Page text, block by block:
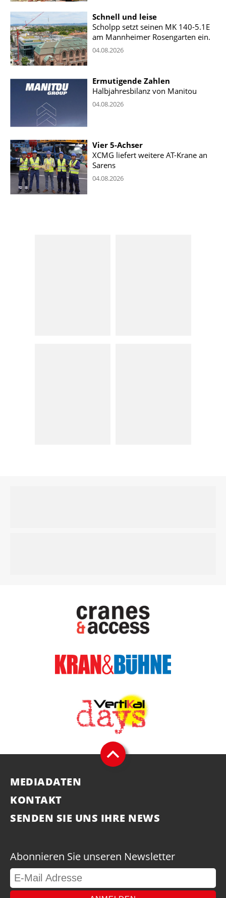
Schnell und leise
Scholpp setzt seinen MK 140-5.1E
am Mannheimer Rosengarten ein.
04.08.2026
Ermutigende Zahlen
Halbjahresbilanz von Manitou
04.08.2026
Vier 5-Achser
XCMG liefert weitere AT-Krane an
Sarens
04.08.2026
MEDIADATEN
KONTAKT
SENDEN SIE UNS IHRE NEWS
Abonnieren Sie unseren Newsletter